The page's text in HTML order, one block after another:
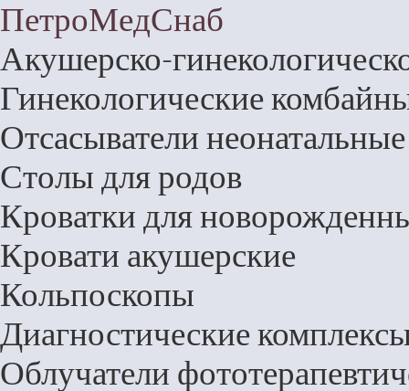
ПетроМедСнаб
Акушерско-
Гинекологические
Отсасыватели неонатальные
Столы для родов
Кроватки для
Кровати акушерские
Кольпоскопы
Диагностические
Облучатели